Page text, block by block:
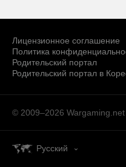
Лицензионное соглашение
Политика
Родительский портал
Родительский портал в
© 2009–2026 Wargaming.net
Русский